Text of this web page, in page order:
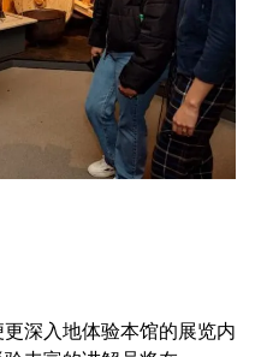
深入地体验本馆的展览内